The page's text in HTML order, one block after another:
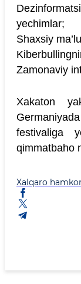
yechimlar;
Shaxsiy
Zamonaviy
Xakaton
festivaliga
qimmatbaho
Xalqaro